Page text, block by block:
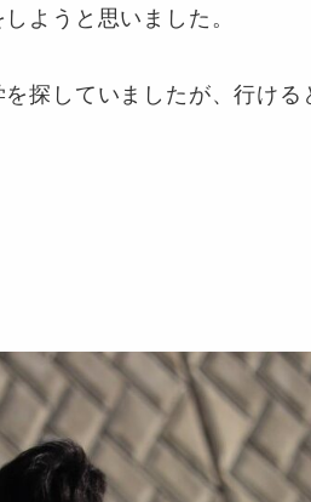
ようと思いました。
探していましたが、行け